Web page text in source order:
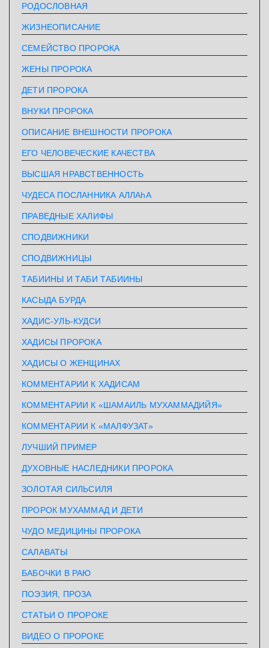
РОДОСЛОВНАЯ
ЖИЗНЕОПИСАНИЕ
СЕМЕЙСТВО ПРОРОКА
ЖЕНЫ ПРОРОКА
ДЕТИ ПРОРОКА
ВНУКИ ПРОРОКА
ОПИСАНИЕ ВНЕШНОСТИ ПРОРОКА
ЕГО ЧЕЛОВЕЧЕСКИЕ КАЧЕСТВА
ВЫСШАЯ НРАВСТВЕННОСТЬ
ЧУДЕСА ПОСЛАННИКА АЛЛАhА
ПРАВЕДНЫЕ ХАЛИФЫ
СПОДВИЖНИКИ
СПОДВИЖНИЦЫ
ТАБИИНЫ И ТАБИ ТАБИИНЫ
КАСЫДА БУРДА
ХАДИС-УЛЬ-КУДСИ
ХАДИСЫ ПРОРОКА
ХАДИСЫ О ЖЕНЩИНАХ
КОММЕНТАРИИ К ХАДИСАМ
КОММЕНТАРИИ К «ШАМАИЛЬ МУХАММАДИЙЯ»
КОММЕНТАРИИ К «МАЛФУЗАТ»
ЛУЧШИЙ ПРИМЕР
ДУХОВНЫЕ НАСЛЕДНИКИ ПРОРОКА
ЗОЛОТАЯ СИЛЬСИЛЯ
ПРОРОК МУХАММАД И ДЕТИ
ЧУДО МЕДИЦИНЫ ПРОРОКА
САЛАВАТЫ
БАБОЧКИ В РАЮ
ПОЭЗИЯ, ПРОЗА
СТАТЬИ О ПРОРОКЕ
ВИДЕО О ПРОРОКЕ